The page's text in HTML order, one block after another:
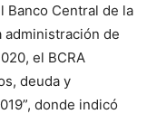
Banco Central de la
administración de
el BCRA
deuda y
donde indicó